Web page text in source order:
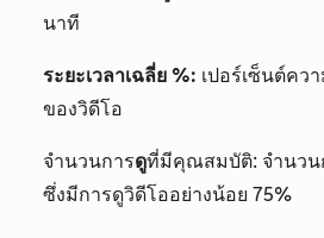
นาที
ระยะเวลาเฉลี่ย %: เปอร์เซ็นต์คว
ของวิดีโอ
จำนวนการดูที่มีคุณสมบัติ: จำนว
ซึ่งมีการดูวิดีโออย่างน้อย 75%